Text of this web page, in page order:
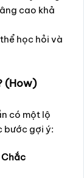
cao khả
học hỏi và
(How)
có một lộ
bước gợi ý:
Chắc